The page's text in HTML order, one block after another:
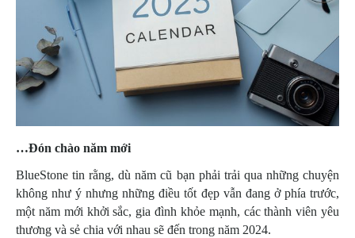
…Đón chào năm mới
BlueStone tin rằng, dù năm cũ bạn phải trải qua những chuyện
không như ý nhưng những điều tốt đẹp vẫn đang ở phía trước,
một năm mới khởi sắc, gia đình khỏe mạnh, các thành viên yêu
thương và sẻ chia với nhau sẽ đến trong năm 2024.